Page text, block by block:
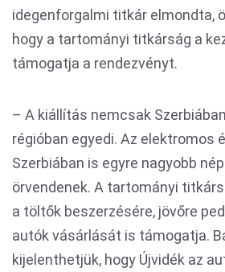
idegenforgalmi titkár elmondta,
hogy a tartományi titkárság a
támogatja a rendezvényt.
– A kiállítás nemcsak
régióban egyedi. Az elektromos
Szerbiában is egyre nagyobb
örvendenek. A tartományi
a töltők beszerzésére, jövőre
autók vásárlását is támogatja.
kijelenthetjük, hogy Újvidék az